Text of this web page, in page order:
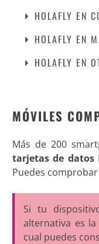
HOLAFLY EN
HOLAFLY EN
HOLAFLY EN
MÓVILES
Más de 200
tarjetas de datos
Puedes
Si tu
alternativa es
cual puedes